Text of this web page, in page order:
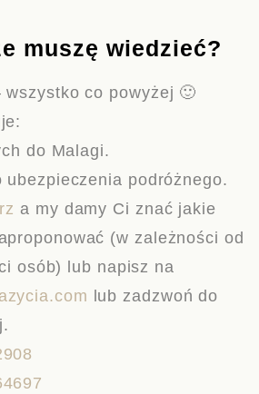
muszę wiedzieć?
wszystko co powyżej 🙂
do Malagi.
ubezpieczenia podróżnego.
a my damy Ci znać jakie
(w zależności od
osób) lub napisz na
lub zadzwoń do